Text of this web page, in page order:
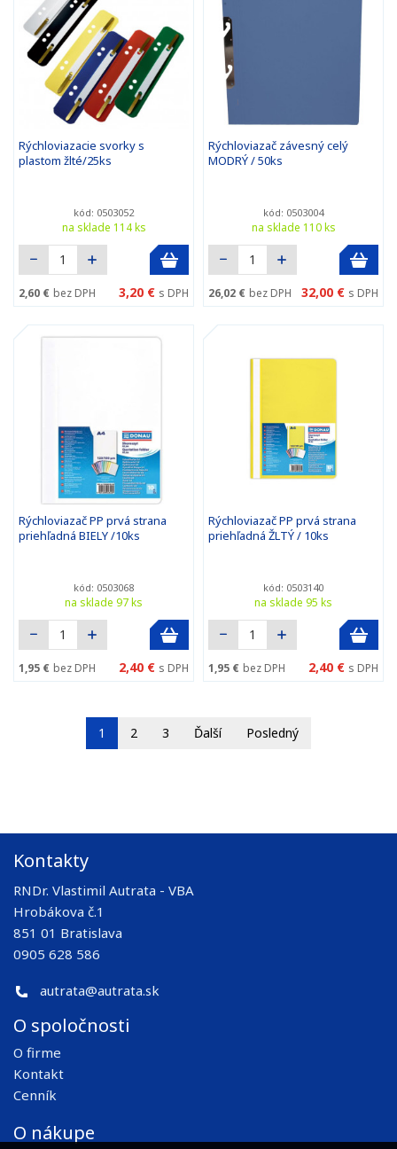
Rýchloviazacie svorky s
plastom žlté/25ks
kód: 0503052
na sklade 114 ks
2,60 € bez DPH 3,20 € s DPH
Rýchloviazač závesný celý
MODRÝ / 50ks
kód: 0503004
na sklade 110 ks
26,02 € bez DPH 32,00 € s DPH
Rýchloviazač PP prvá strana
priehľadná BIELY /10ks
kód: 0503068
na sklade 97 ks
1,95 € bez DPH 2,40 € s DPH
Rýchloviazač PP prvá strana
priehľadná ŽLTÝ / 10ks
kód: 0503140
na sklade 95 ks
1,95 € bez DPH 2,40 € s DPH
1 2 3 Ďalší Posledný
Kontakty
RNDr. Vlastimil Autrata - VBA
Hrobákova č.1
851 01 Bratislava
0905 628 586
autrata@autrata.sk
O spoločnosti
O firme
Kontakt
Cenník
O nákupe